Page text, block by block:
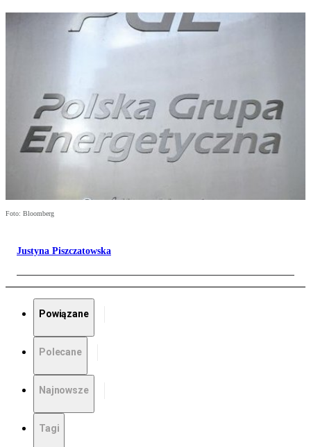
Foto: Bloomberg
Justyna Piszczatowska
Powiązane
Polecane
Najnowsze
Tagi